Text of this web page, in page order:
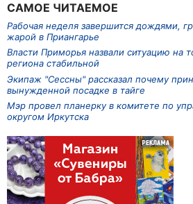
САМОЕ ЧИТАЕМОЕ
Рабочая неделя завершится дождями,
жарой в Приангарье
Власти Приморья назвали ситуацию на
региона стабильной
Экипаж "Сессны" рассказал почему
вынужденной посадке в тайге
Мэр провел планерку в комитете по
округом Иркутска